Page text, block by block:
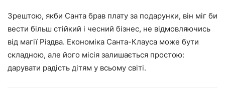
Зрештою, якби Санта брав плату за подарунки, він міг би
вести більш стійкий і чесний бізнес, не відмовляючись
від магії Різдва. Економіка Санта-Клауса може бути
складною, але його місія залишається простою:
дарувати радість дітям у всьому світі.